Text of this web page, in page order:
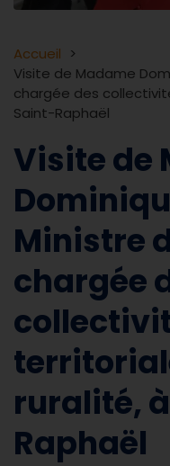
Accueil
Visite de Madame
chargée des
Saint-Raphaël
Visite de
Ministre
chargée
ruralité,
Raphaël